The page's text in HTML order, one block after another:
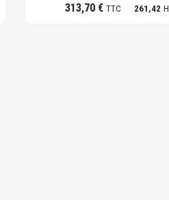
313,70 € TTC 261,42